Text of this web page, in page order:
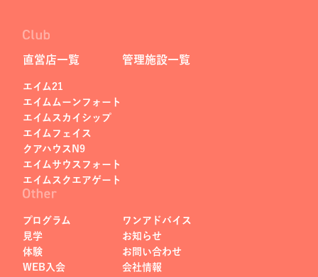
直営店一覧
エイム21
エイムムーンフォート
エイムスカイシップ
エイムフェイス
クアハウスN9
エイムサウスフォート
エイムスクエアゲート
管理施設一覧
プログラム
見学
体験
WEB入会
ワンアドバイス
お知らせ
お問い合わせ
会社情報